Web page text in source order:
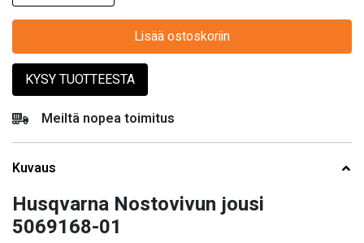
Lisää ostoskoriin
KYSY TUOTTEESTA
Meiltä nopea toimitus
Kuvaus
Husqvarna Nostovivun jousi
5069168-01